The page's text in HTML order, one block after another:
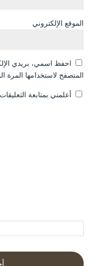
الموقع الإلكتروني
احفظ اسمي، بريدي
المتصفح لاستخدامها المرة
أعلمني بمتابعة